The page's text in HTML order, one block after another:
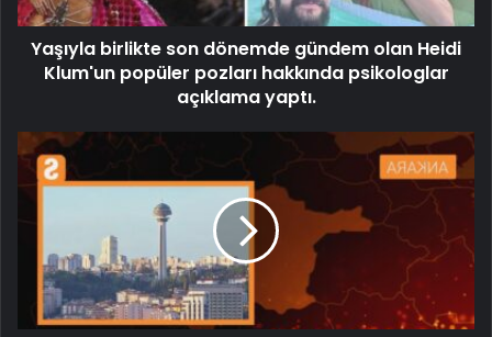
Yaşıyla birlikte son dönemde gündem olan Heidi
Klum'un popüler pozları hakkında psikologlar
açıklama yaptı.